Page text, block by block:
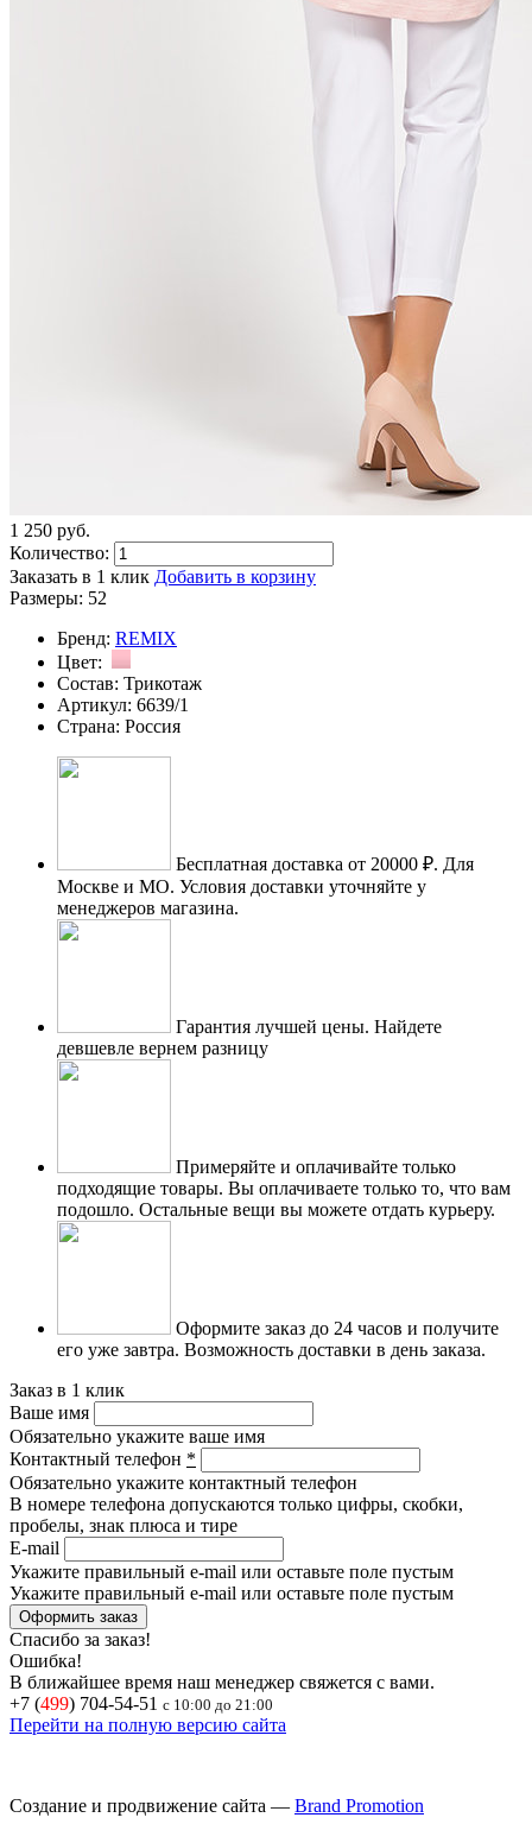
1 250 pуб.
Количество:
Заказать в 1 клик Добавить в корзину
Размеры: 52
Бренд: REMIX
Цвет:
Состав: Трикотаж
Артикул: 6639/1
Страна: Россия
Бесплатная доставка от 20000 ₽. Для
Москве и МО. Условия доставки уточняйте у
менеджеров магазина.
Гарантия лучшей цены. Найдете
девшевле вернем разницу
Примеряйте и оплачивайте только
подходящие товары. Вы оплачиваете только то, что вам
подошло. Остальные вещи вы можете отдать курьеру.
Оформите заказ до 24 часов и получите
его уже завтра. Возможность доставки в день заказа.
Заказ в 1 клик
Ваше имя
Обязательно укажите ваше имя
Контактный телефон *
Обязательно укажите контактный телефон
В номере телефона допускаются только цифры, скобки,
пробелы, знак плюса и тире
E-mail
Укажите правильный e-mail или оставьте поле пустым
Укажите правильный e-mail или оставьте поле пустым
Спасибо за заказ!
Ошибка!
В ближайшее время наш менеджер свяжется с вами.
+7 (499) 704-54-51 с 10:00 до 21:00
Перейти на полную версию сайта
Создание и продвижение сайта — Brand Promotion